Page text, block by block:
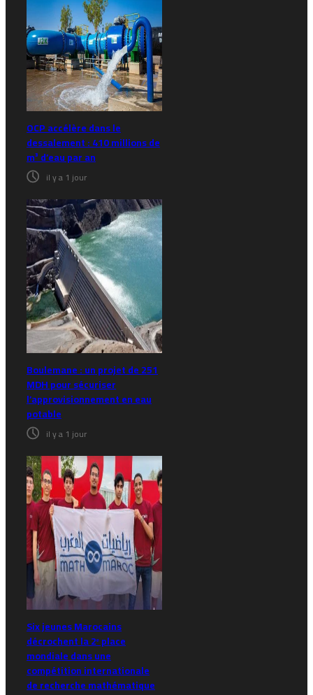
OCP accélère dans le
dessalement : 410 millions de
m³ d’eau par an
il y a 1 jour
Boulemane : un projet de 251
MDH pour sécuriser
l’approvisionnement en eau
potable
il y a 1 jour
Six jeunes Marocains
décrochent la 2ᵉ place
mondiale dans une
compétition internationale
de recherche mathématique